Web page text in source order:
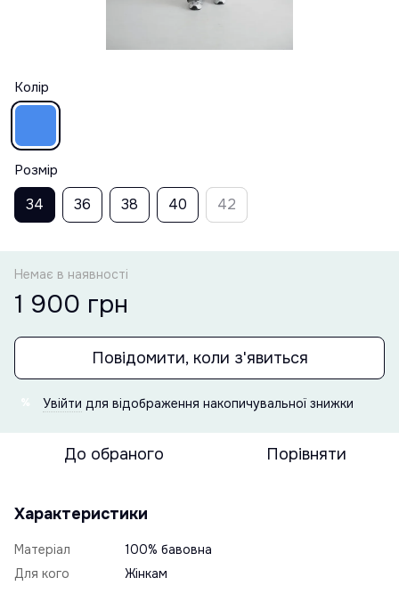
Колір
Розмір
34 36 38 40 42
Немає в наявності
1 900 грн
Повідомити, коли з'явиться
Увійти для відображення накопичувальної знижки
До обраного Порівняти
Характеристики
Матеріал
100% бавовна
Для кого
Жінкам